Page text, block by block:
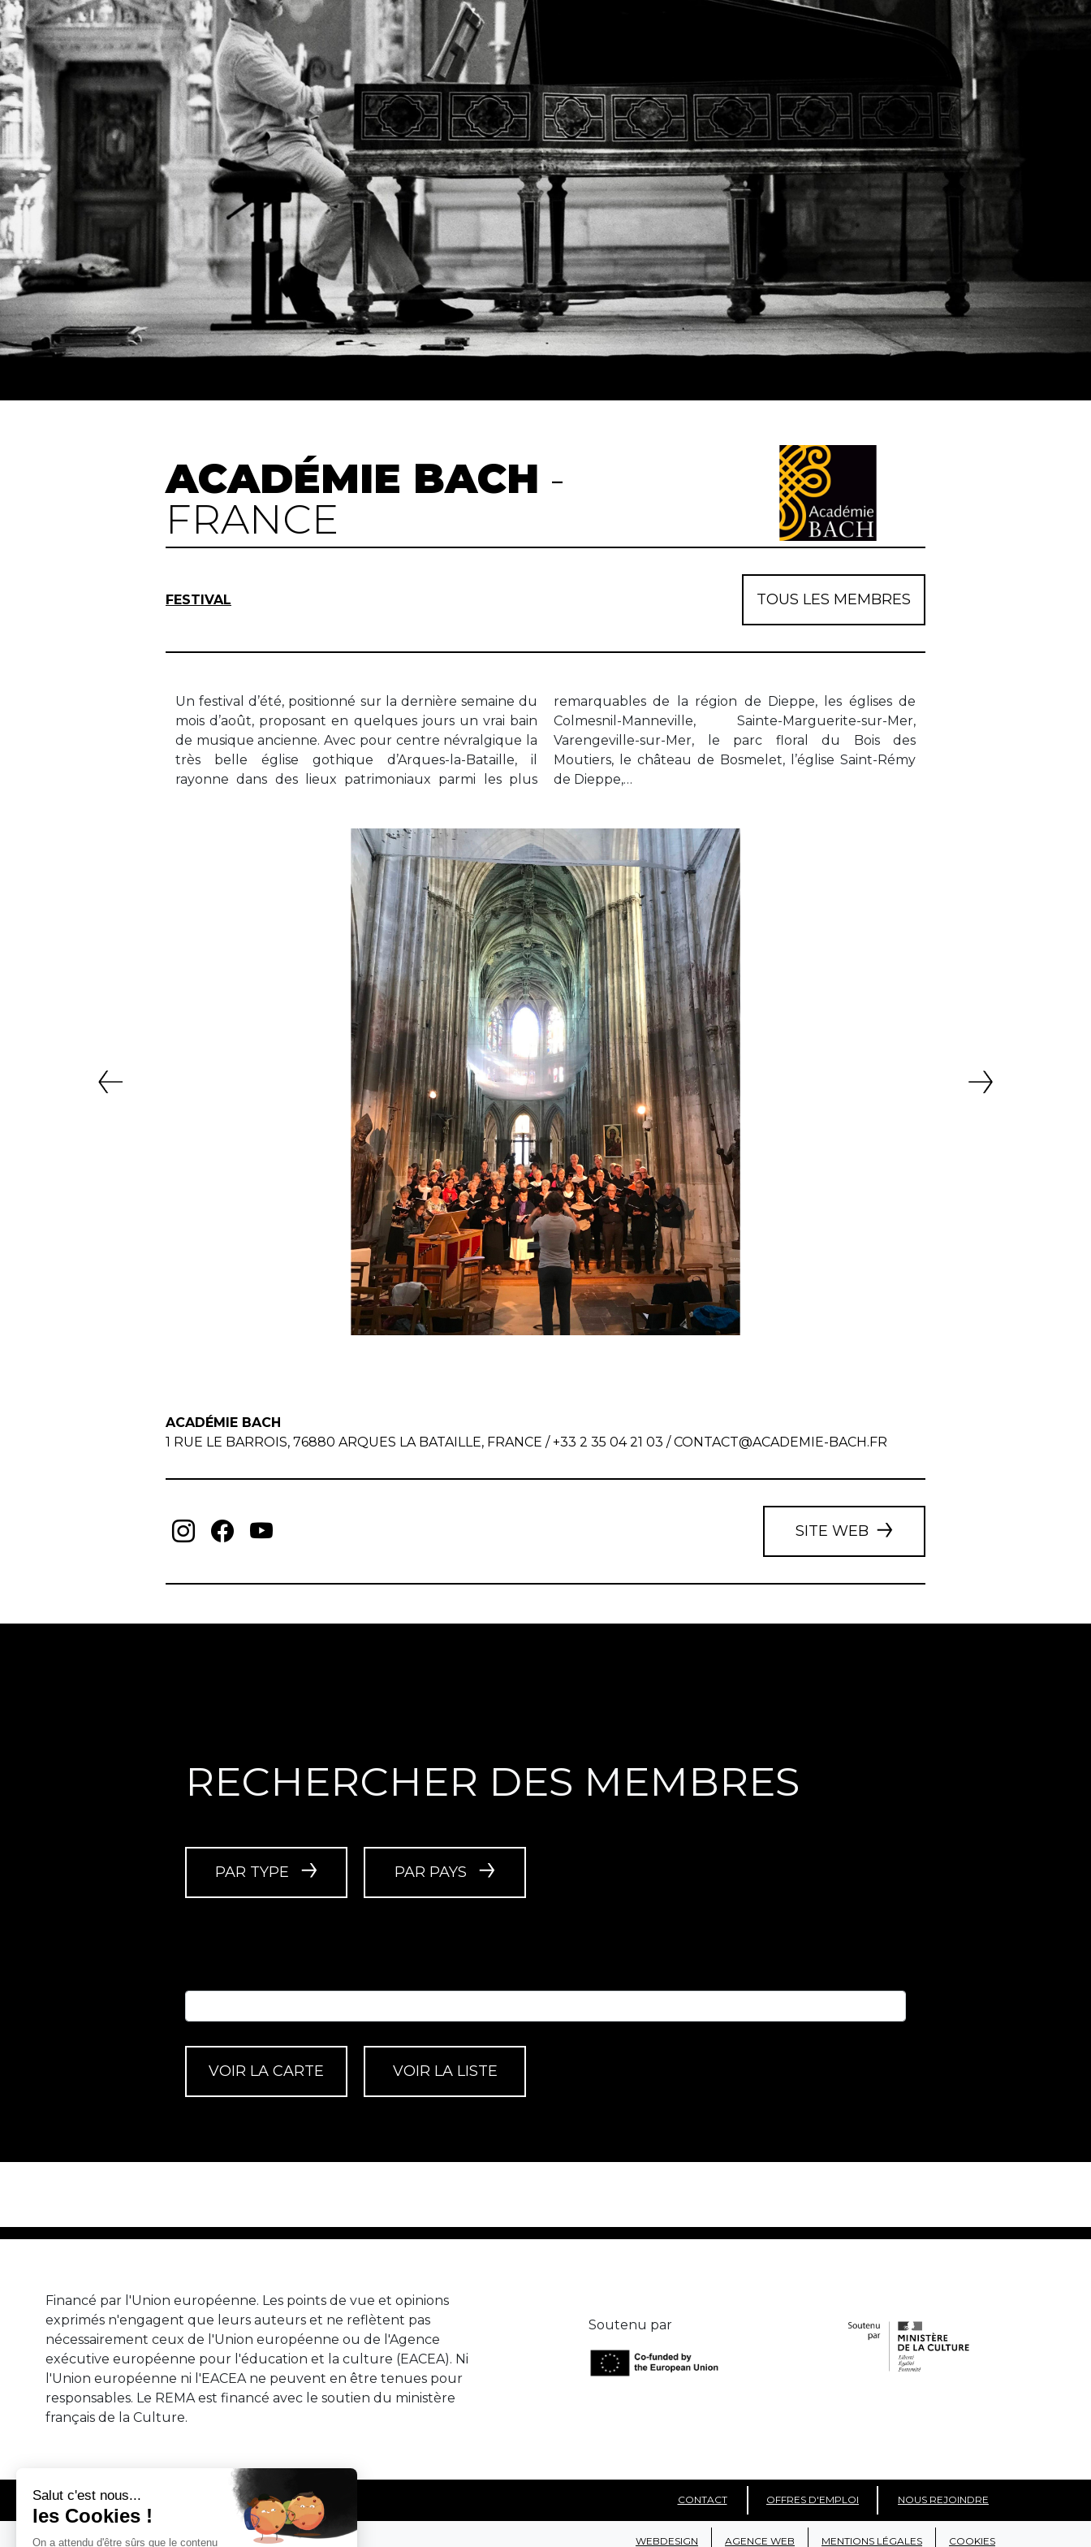
ACADÉMIE BACH -
FRANCE
FESTIVAL TOUS LES MEMBRES
Un festival d’été, positionné sur la dernière semaine du
mois d’août, proposant en quelques jours un vrai bain
de musique ancienne. Avec pour centre névralgique la
très belle église gothique d’Arques-la-Bataille, il
rayonne dans des lieux patrimoniaux parmi les plus
remarquables de la région de Dieppe, les églises de
Colmesnil-Manneville, Sainte-Marguerite-sur-Mer,
Varengeville-sur-Mer, le parc floral du Bois des
Moutiers, le château de Bosmelet, l’église Saint-Rémy
de Dieppe,…
Suivant
ACADÉMIE BACH
1 RUE LE BARROIS, 76880 ARQUES LA BATAILLE, FRANCE / +33 2 35 04 21 03 /CONTACT@ACADEMIE-BACH.FR
SITE WEB
RECHERCHER DES MEMBRES
PAR TYPE PAR PAYS
Financé par l'Union européenne. Les points de vue et opinions
exprimés n'engagent que leurs auteurs et ne reflètent pas
nécessairement ceux de l'Union européenne ou de l'Agence
exécutive européenne pour l'éducation et la culture (EACEA). Ni
l'Union européenne ni l'EACEA ne peuvent en être tenues pour
responsables. Le REMA est financé avec le soutien du ministère
français de la Culture.
Soutenu par
CONTACT OFFRES D'EMPLOI NOUS REJOINDRE
© REMA - EARLY MUSIC IN EUROPE WEBDESIGN AGENCE WEB MENTIONS LÉGALES COOKIES